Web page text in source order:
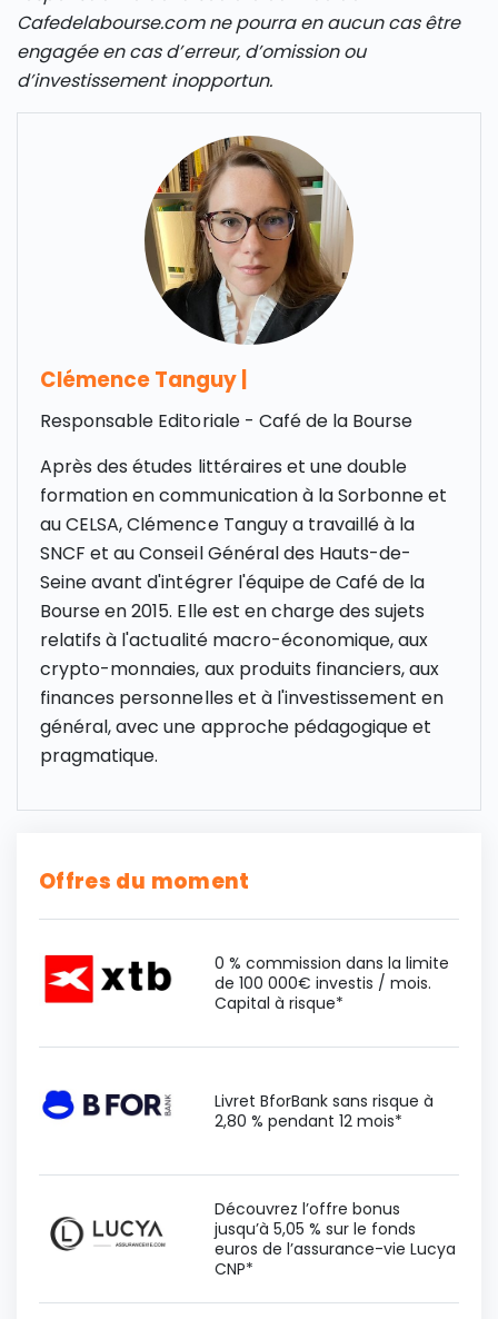
Cafedelabourse.com ne pourra en aucun cas être
engagée en cas d’erreur, d’omission ou
d’investissement inopportun.
Clémence Tanguy
Responsable Editoriale - Café de la Bourse
Après des études littéraires et une double
formation en communication à la Sorbonne et
au CELSA, Clémence Tanguy a travaillé à la
SNCF et au Conseil Général des Hauts-de-
Seine avant d'intégrer l'équipe de Café de la
Bourse en 2015. Elle est en charge des sujets
relatifs à l'actualité macro-économique, aux
crypto-monnaies, aux produits financiers, aux
finances personnelles et à l'investissement en
général, avec une approche pédagogique et
pragmatique.
Offres du moment
0 % commission dans la limite
de 100 000€ investis / mois.
Capital à risque*
Livret BforBank sans risque à
2,80 % pendant 12 mois*
Découvrez l’offre bonus
jusqu’à 5,05 % sur le fonds
euros de l’assurance-vie Lucya
CNP*